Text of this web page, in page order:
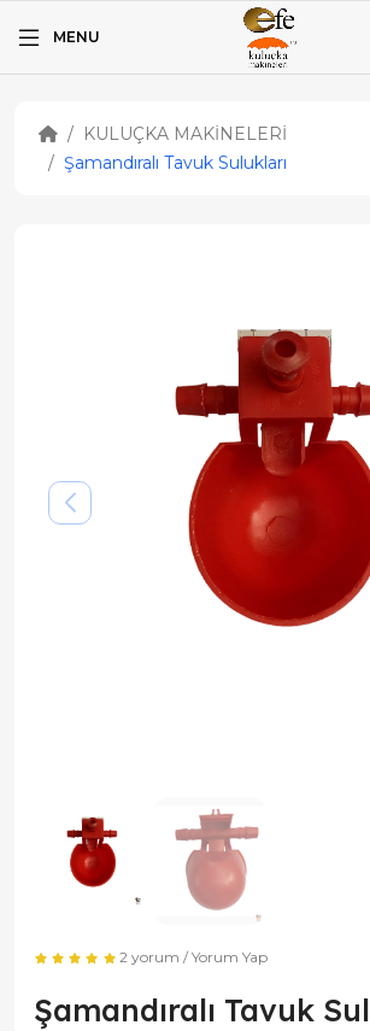
MENU
KULUÇKA MAKİNELERİ
Şamandıralı Tavuk Sulukları
2 yorum /Yorum Yap
Şamandıralı Tavuk